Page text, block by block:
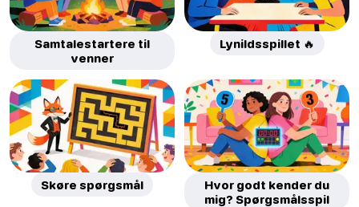
Samtalestartere til
venner
Lynildsspillet 🔥
Skøre spørgsmål
Hvor godt kender du
mig? Spørgsmålsspil